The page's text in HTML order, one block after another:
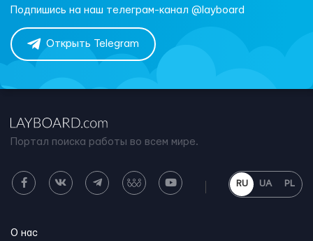
Подпишись на наш телеграм-канал @layboard
Открыть Telegram
Портал поиска работы во всем мире.
RU UA PL
О нас